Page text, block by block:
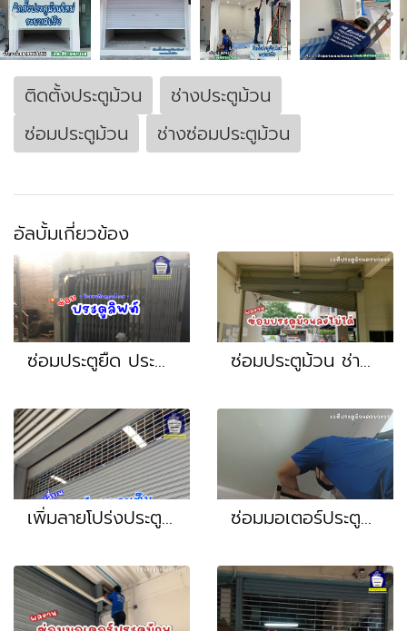
ติดตั้งประตูม้วน
ช่างประตูม้วน
ซ่อมประตูม้วน
ช่างซ่อมประตูม้วน
อัลบั้มเกี่ยวข้อง
ซ่อมประตูยืด ประตูลิฟท์ ประตูเหล็ก หน้างาน นครปฐม สมุทรสาคร ซ่อมประตูม้วน ช่างประตูม้วน มอเตอร์รีโมท รถชนใช้งานประตูม้วนไม่ได้ หน้างาน สุขุมวิท ถนนเพชรบุรี แยกอโศก พระราม1 ปทุมวัน
เพิ่มลายโปร่งประตูม้วน ครบชุดพร้อมติดตั้ง หน้างาน สมุทรสาคร ซ่อมมอเตอร์ประตูม้วน กดไม่หยุด มอเตอร์ประตูม้วนเก่า หน้างาน เจริญนคร เจริญกรุง สาทร ถนนจันทร์ พระราม3 ประชาอุทิศ